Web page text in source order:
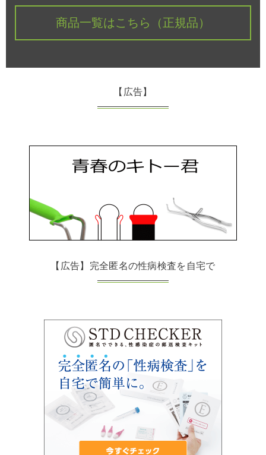
商品一覧はこちら（正規品）
【広告】
【広告】完全匿名の性病検査を自宅で